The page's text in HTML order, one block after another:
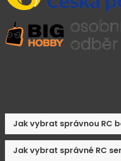
Jak vybrat správnou RC
Jak vybrat správné RC